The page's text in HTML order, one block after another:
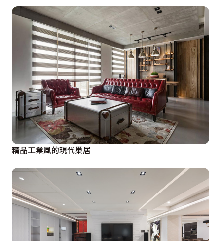
精品工業風的現代巢居